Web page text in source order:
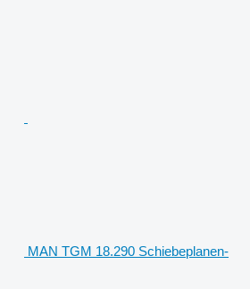
MAN TGM 18.290 Schiebeplanen-